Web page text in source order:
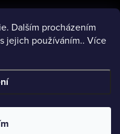
Dalším procházením
jejich používáním.. Více
práva vyhrazena.